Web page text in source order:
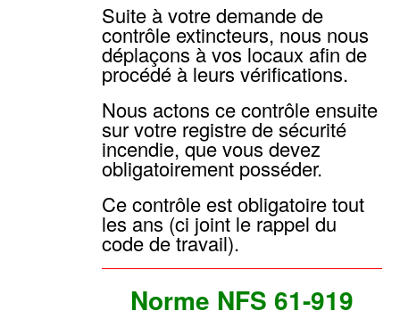
Suite à votre demande de
contrôle extincteurs, nous nous
déplaçons à vos locaux afin de
procédé à leurs vérifications.
Nous actons ce contrôle ensuite
sur votre registre de sécurité
incendie, que vous devez
obligatoirement posséder.
Ce contrôle est obligatoire tout
les ans (ci joint le rappel du
code de travail).
Norme NFS 61-919